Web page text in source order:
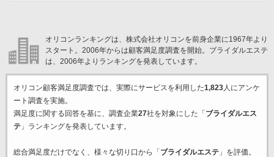
オリコンランキングは、株式会社オリコンを前身企業に1967年より
スタート。2006年からは顧客満足度調査を開始。ブライダルエステ
は、2006年よりランキングを発表しています。
オリコン顧客満足度調査では、実際にサービスを利用した1,823人にアンケ
ート調査を実施。
満足度に関する回答を基に、調査企業27社を対象にした「 ブライダルエス
テ」ランキングを発表しています。
総合満足度だけでなく、様々な切り口から「 ブライダルエステ」を評価。